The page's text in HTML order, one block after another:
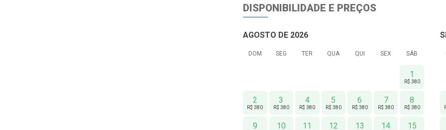
DISPONIBILIDADE E PREÇOS
AGOSTO DE 2026
DOM SEG TER QUA QUI SEX SÁB
1
R$ 380
2
R$ 380
3
R$ 380
4
R$ 380
5
R$ 380
6
R$ 380
7
R$ 380
8
R$ 380
9 10 11 12 13 14 15